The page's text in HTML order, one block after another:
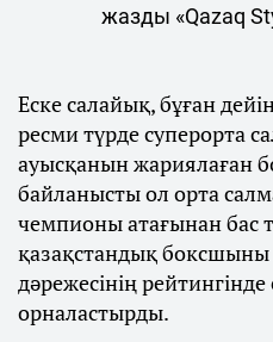
жазды «Qazaq
Еске салайық, бұған
ресми түрде суперорта
ауысқанын жариялаған
байланысты ол орта
чемпионы атағынан бас
қазақстандық
дәрежесінің
орналастырды.